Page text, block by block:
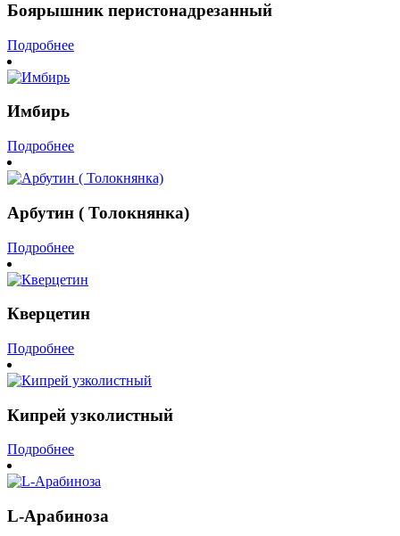
Боярышник перистонадрезанный
Подробнее
Имбирь
Подробнее
Арбутин ( Толокнянка)
Подробнее
Кверцетин
Подробнее
Кипрей узколистный
Подробнее
L-Арабиноза